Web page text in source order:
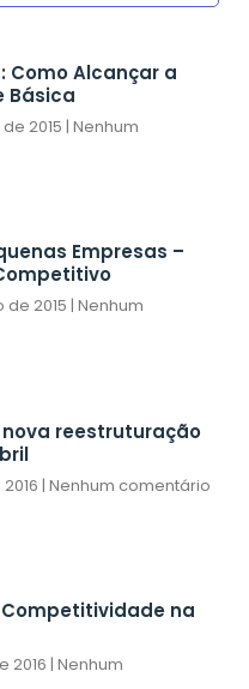
Como Alcançar a
Básica
2015 Nenhum
Empresas –
de 2015 Nenhum
reestruturação
Nenhum comentário
na
2016 Nenhum